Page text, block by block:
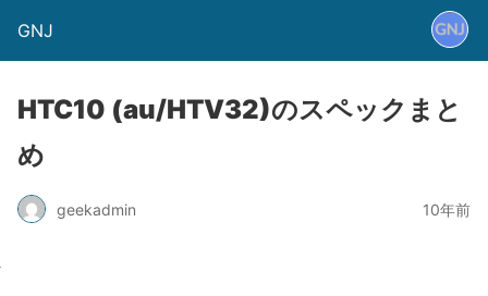
GNJ
HTC10 (au/HTV32)のスペックまと
め
geekadmin 10年前